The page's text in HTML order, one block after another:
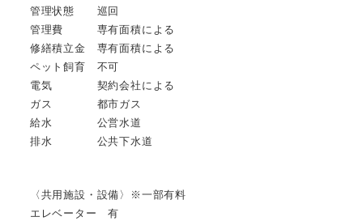
管理状態 巡回
管理費 専有面積による
修繕積立金 専有面積による
ペット飼育 不可
電気 契約会社による
ガス 都市ガス
給水 公営水道
排水 公共下水道
〈共用施設・設備〉※一部有料
エレベーター 有